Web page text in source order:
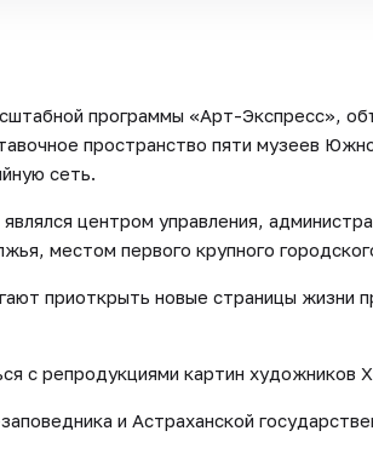
программы «Арт-Экспресс»,
пространство пяти музеев
сеть.
центром управления,
местом первого крупного
приоткрыть новые страницы жизни
с репродукциями картин художников
и Астраханской